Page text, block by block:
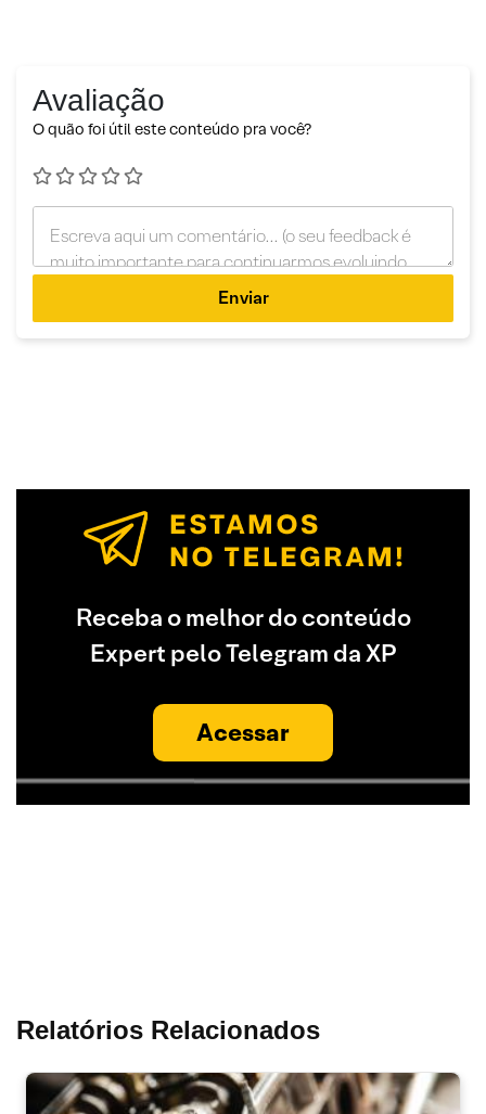
Avaliação
O quão foi útil este conteúdo pra você?
Enviar
Receba o melhor do conteúdo
Expert pelo Telegram da XP
Acessar
Relatórios Relacionados